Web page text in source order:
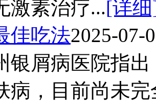
激素治疗...[详
佳吃法2025-07-
银屑病医院指
病，目前尚未